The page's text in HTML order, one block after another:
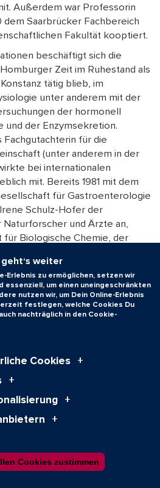
Außerdem war Professorin
Saarbrücker Fachbereich
Fakultät kooptiert.
beschäftigt sich die
Zeit im Ruhestand als
tätig blieb, im
unter anderem mit der
der hormonell
und der Enzymsekretion.
für die
(unter anderem in der
bei internationalen
mit. Bereits 1981 mit dem
für Gastroenterologie
Schulz-Hofer der
und Ärzte an,
Biologische Chemie, der
und seit 1990 der
erfolgte ihre Wahl in die
der Wissenschaften
Vizesenatorin, Sprecherin der
Archiv der Universität des
weiter
Erlebnis zu ermöglichen, setzen wir
essenziell, um einen uneingeschränkten
nutzen wir, um Dein Online-Erlebnis
festlegen, welche Cookies Du
nachträglich in den Cookie-
Cookies
Cookies zustimmen